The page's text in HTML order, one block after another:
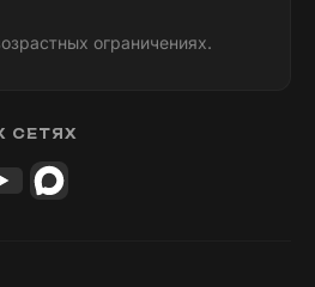
ограничениях.
СЕТЯХ